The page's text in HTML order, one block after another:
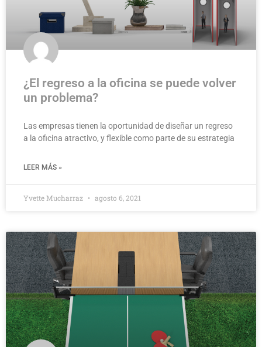
¿El regreso a la oficina se puede volver
un problema?
Las empresas tienen la oportunidad de diseñar un regreso
a la oficina atractivo, y flexible como parte de su estrategia
LEER MÁS »
Yvette Mucharraz agosto 6, 2021